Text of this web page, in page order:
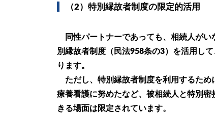
（2）特別縁故者制度の限定的活用
同性パートナーであっても、相続人がい
別縁故者制度（民法958条の3）を活用し
ります。
ただし、特別縁故者制度を利用するため
療養看護に努めたなど、被相続人と特別
きる場面は限定されています。